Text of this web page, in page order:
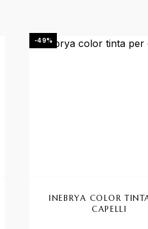
-49%
INEBRYA COLOR
CAPELLI